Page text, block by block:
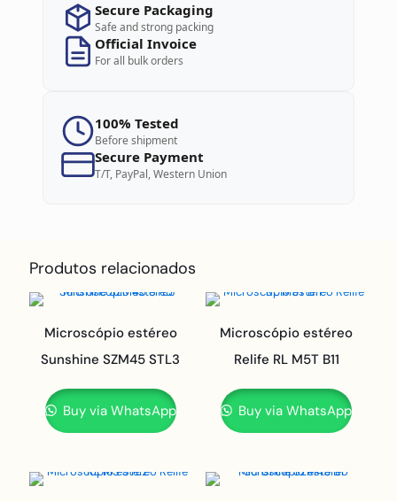
Secure Packaging
Safe and strong packing
Official Invoice
For all bulk orders
100% Tested
Before shipment
Secure Payment
T/T, PayPal, Western Union
Produtos relacionados
Microscópio estéreo
Sunshine SZM45 STL3
Buy via WhatsApp
Microscópio estéreo
Relife RL M5T B11
Buy via WhatsApp